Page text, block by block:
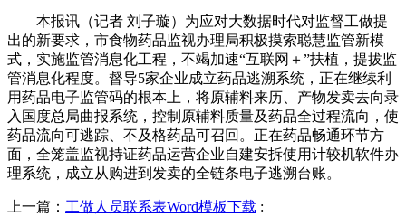
本报讯（记者 刘子璇）为应对大数据时代对监督工做提
出的新要求，市食物药品监视办理局积极摸索聪慧监管新模
式，实施监管消息化工程，不竭加速“互联网＋”扶植，提拔监
管消息化程度。督导5家企业成立药品逃溯系统，正在继续利
用药品电子监管码的根本上，将原辅料来历、产物发卖去向录
入国度总局曲报系统，控制原辅料质量及药品全过程流向，使
药品流向可逃踪、不及格药品可召回。正在药品畅通环节方
面，全笼盖监视持证药品运营企业自建安拆使用计较机软件办
理系统，成立从购进到发卖的全链条电子逃溯台账。
上一篇： 工做人员联系表Word模板下载 :